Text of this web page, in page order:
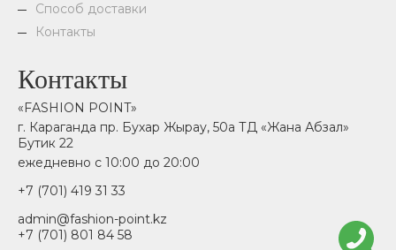
Способ доставки
Контакты
Контакты
«FASHION POINT»
г. Караганда пр. Бухар Жырау, 50а ТД «Жана Абзал»
Бутик 22
ежедневно с 10:00 до 20:00
+7 (701) 419 31 33
admin@fashion-point.kz
+7 (701) 801 84 58